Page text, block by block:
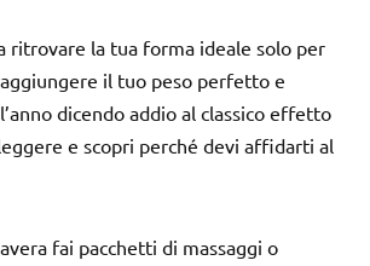
ritrovare la tua forma ideale solo per
il tuo peso perfetto e
dicendo addio al classico effetto
e scopri perché devi affidarti al
fai pacchetti di massaggi o